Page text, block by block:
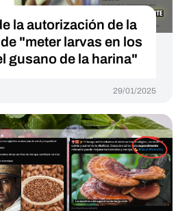
la autorización de la
"meter larvas en los
gusano de la harina"
29/01/2025